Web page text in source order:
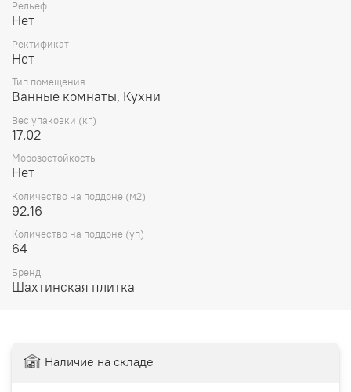
Рельеф
Нет
Ректификат
Нет
Тип помещения
Ванные комнаты, Кухни
Вес упаковки (кг)
17.02
Морозостойкость
Нет
Количество на поддоне (м2)
92.16
Количество на поддоне (уп)
64
Бренд
Шахтинская плитка
Наличие на складе